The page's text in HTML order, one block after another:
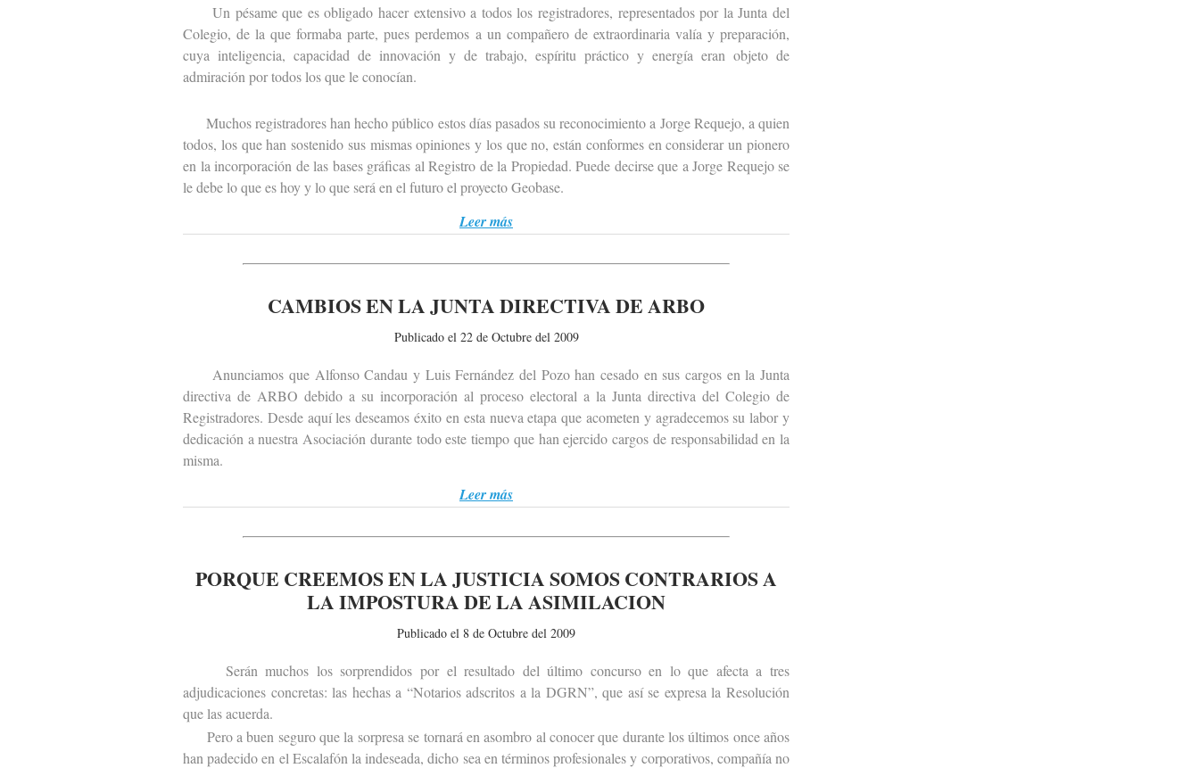
Un pésame que es obligado hacer extensivo a todos los registradores, representados por la Junta del
Colegio, de la que formaba parte, pues perdemos a un compañero de extraordinaria valía y preparación,
cuya inteligencia, capacidad de innovación y de trabajo, espíritu práctico y energía eran objeto de
admiración por todos los que le conocían.
Muchos registradores han hecho público estos días pasados su reconocimiento a Jorge Requejo, a quien
todos, los que han sostenido sus mismas opiniones y los que no, están conformes en considerar un pionero
en la incorporación de las bases gráficas al Registro de la Propiedad. Puede decirse que a Jorge Requejo se
le debe lo que es hoy y lo que será en el futuro el proyecto Geobase.
Leer más
CAMBIOS EN LA JUNTA DIRECTIVA DE ARBO
Publicado el 22 de Octubre del 2009
Anunciamos que Alfonso Candau y Luis Fernández del Pozo han cesado en sus cargos en la Junta
directiva de ARBO debido a su incorporación al proceso electoral a la Junta directiva del Colegio de
Registradores. Desde aquí les deseamos éxito en esta nueva etapa que acometen y agradecemos su labor y
dedicación a nuestra Asociación durante todo este tiempo que han ejercido cargos de responsabilidad en la
misma.
Leer más
PORQUE CREEMOS EN LA JUSTICIA SOMOS CONTRARIOS A
LA IMPOSTURA DE LA ASIMILACION
Publicado el 8 de Octubre del 2009
Serán muchos los sorprendidos por el resultado del último concurso en lo que afecta a tres
adjudicaciones concretas: las hechas a “Notarios adscritos a la DGRN”, que así se expresa la Resolución
que las acuerda.
Pero a buen seguro que la sorpresa se tornará en asombro al conocer que durante los últimos once años
han padecido en el Escalafón la indeseada, dicho sea en términos profesionales y corporativos, compañía no